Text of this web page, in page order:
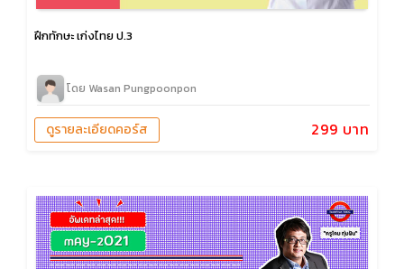
ฝึกทักษะ เก่งไทย ป.3
โดย Wasan Pungpoonpon
299 บาท
ดูรายละเอียดคอร์ส